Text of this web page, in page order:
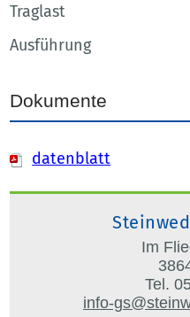
Traglast
Ausführung
Dokumente
datenblatt
Im
Tel.
info-